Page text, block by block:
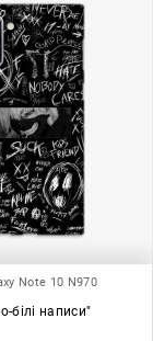
Note 10 N970
білі написи"